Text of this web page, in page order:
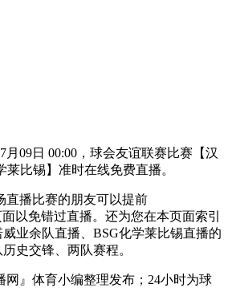
09日 00:00，球会友谊联赛比赛【汉
比锡】准时在线免费直播。
播比赛的朋友可以提前
以免错过直播。还为您在本页面索引
业余队直播、BSG化学莱比锡直播的
史交锋、两队赛程。
』体育小编整理发布；24小时为球